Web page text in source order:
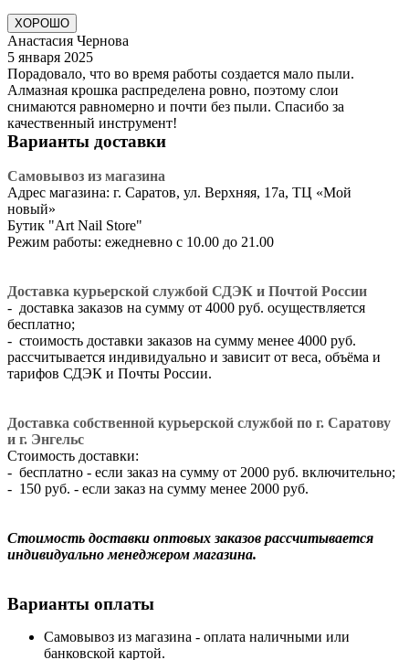
ХОРОШО
Анастасия Чернова
5 января 2025
Порадовало, что во время работы создается мало пыли.
Алмазная крошка распределена ровно, поэтому слои
снимаются равномерно и почти без пыли. Спасибо за
качественный инструмент!
Варианты доставки
Самовывоз из магазина
Адрес магазина: г. Саратов, ул. Верхняя, 17а, ТЦ «Мой
новый»
​Бутик "Art Nail Store"
Режим работы: ежедневно с 10.00 до 21.00
Доставка курьерской службой СДЭК и Почтой России
- доставка заказов на сумму от 4000 руб. осуществляется
бесплатно;
- стоимость доставки заказов на сумму менее 4000 руб.
рассчитывается индивидуально и зависит от веса, объёма и
тарифов СДЭК и Почты России.
Доставка собственной курьерской службой по г. Саратову
и г. Энгельс
Стоимость доставки:
- бесплатно - если заказ на сумму от 2000 руб. включительно;
- 150 руб. - если заказ на сумму менее 2000 руб.
Стоимость доставки оптовых заказов рассчитывается
индивидуально менеджером магазина.
Варианты оплаты
Самовывоз из магазина - оплата наличными или
банковской картой.